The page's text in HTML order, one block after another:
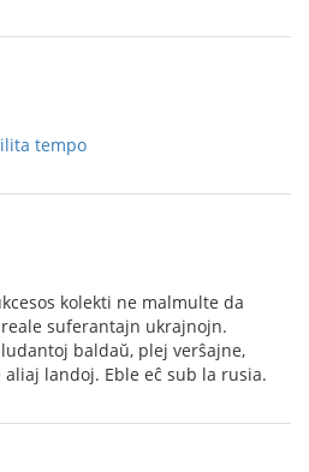
tempo
kolekti ne malmulte da
suferantajn ukrajnojn.
baldaŭ, plej verŝajne,
landoj. Eble eĉ sub la rusia.